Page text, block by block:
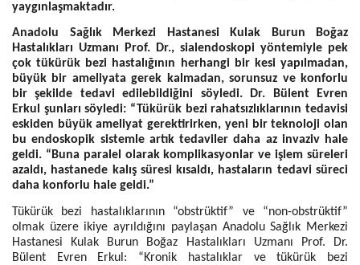
yaygınlaşmaktadır.
Anadolu Sağlık Merkezi Hastanesi Kulak Burun Boğaz
Hastalıkları Uzmanı Prof. Dr., sialendoskopi yöntemiyle pek
çok tükürük bezi hastalığının herhangi bir kesi yapılmadan,
büyük bir ameliyata gerek kalmadan, sorunsuz ve konforlu
bir şekilde tedavi edilebildiğini söyledi. Dr. Bülent Evren
Erkul şunları söyledi: “Tükürük bezi rahatsızlıklarının tedavisi
eskiden büyük ameliyat gerektirirken, yeni bir teknoloji olan
bu endoskopik sistemle artık tedaviler daha az invaziv hale
geldi. “Buna paralel olarak komplikasyonlar ve işlem süreleri
azaldı, hastanede kalış süresi kısaldı, hastaların tedavi süreci
daha konforlu hale geldi.”
Tükürük bezi hastalıklarının “obstrüktif” ve “non-obstrüktif”
olmak üzere ikiye ayrıldığını paylaşan Anadolu Sağlık Merkezi
Hastanesi Kulak Burun Boğaz Hastalıkları Uzmanı Prof. Dr.
Bülent Evren Erkul: “Kronik hastalıklar ve tükürük bezi